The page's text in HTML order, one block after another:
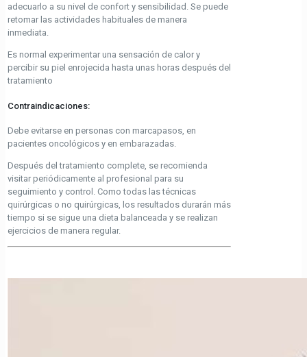
adecuarlo a su nivel de confort y sensibilidad. Se puede
retomar las actividades habituales de manera
inmediata.
Es normal experimentar una sensación de calor y
percibir su piel enrojecida hasta unas horas después del
tratamiento
Contraindicaciones:
Debe evitarse en personas con marcapasos, en
pacientes oncológicos y en embarazadas.
Después del tratamiento complete, se recomienda
visitar periódicamente al profesional para su
seguimiento y control. Como todas las técnicas
quirúrgicas o no quirúrgicas, los resultados durarán más
tiempo si se sigue una dieta balanceada y se realizan
ejercicios de manera regular.